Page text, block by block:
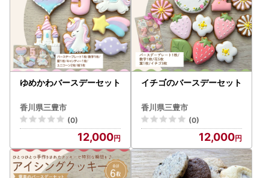
ゆめかわバースデーセット
香川県三豊市
(0)
12,000
イチゴのバースデーセット
香川県三豊市
(0)
12,000